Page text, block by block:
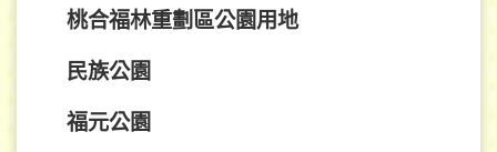
桃合福林重劃區公園用地
民族公園
福元公園